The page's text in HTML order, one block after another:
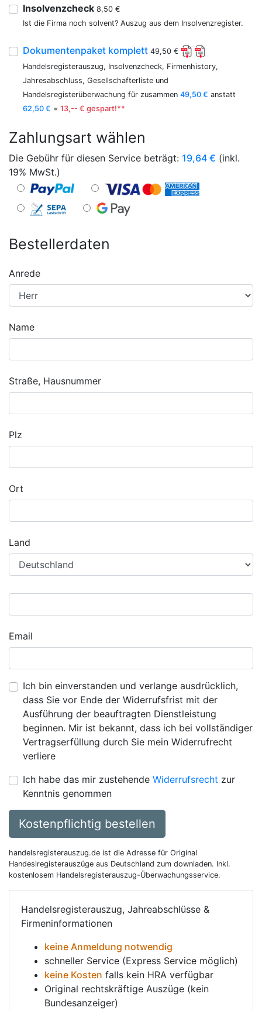
Insolvenzcheck 8,50 €
Ist die Firma noch solvent? Auszug aus dem Insolvenzregister.
Dokumentenpaket komplett 49,50 €
Handelsregisterauszug, Insolvenzcheck, Firmenhistory,
Jahresabschluss, Gesellschafterliste und
Handelsregisterüberwachung für zusammen 49,50 € anstatt
62,50 € = 13,-- € gespart!**
Zahlungsart wählen
Die Gebühr für diesen Service beträgt: 19,64 € (inkl.
19% MwSt.)
Bestellerdaten
Anrede
Name
Straße, Hausnummer
Plz
Ort
Land
Email
Ich bin einverstanden und verlange ausdrücklich,
dass Sie vor Ende der Widerrufsfrist mit der
Ausführung der beauftragten Dienstleistung
beginnen. Mir ist bekannt, dass ich bei vollständiger
Vertragserfüllung durch Sie mein Widerrufrecht
verliere
Ich habe das mir zustehende Widerrufsrecht zur
Kenntnis genommen
Kostenpflichtig bestellen
handelsregisterauszug.de ist die Adresse für Original
Handeslregisterauszüge aus Deutschland zum downladen. Inkl.
kostenlosem Handelsregisterauszug-Überwachungsservice.
Handelsregisterauszug, Jahreabschlüsse &
Firmeninformationen
keine Anmeldung notwendig
schneller Service (Express Service möglich)
keine Kosten falls kein HRA verfügbar
Original rechtskräftige Auszüge (kein
Bundesanzeiger)